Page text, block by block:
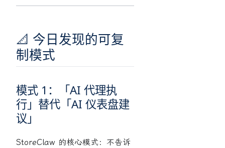
📐 今日发现的可复
制模式
模式 1：「AI 代理执
行」替代「AI 仪表盘建
议」
StoreClaw 的核心模式：不告诉